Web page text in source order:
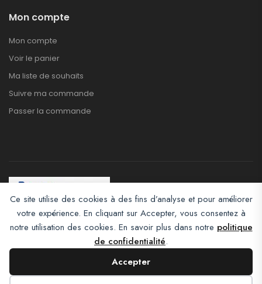
Ce site utilise des cookies à des fins d’analyse et pour améliorer
votre expérience. En cliquant sur Accepter, vous consentez à
notre utilisation des cookies. En savoir plus dans notre politique
de confidentialité.
Accepter
Mon compte
Mon compte
Voir le panier
Ma liste de souhaits
Suivre ma commande
Passer la commande
Afroclass eCommerce © 2026. All Rights Reserved